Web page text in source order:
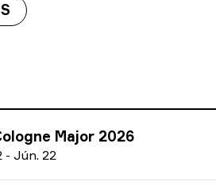
Major 2026
- Jún. 22